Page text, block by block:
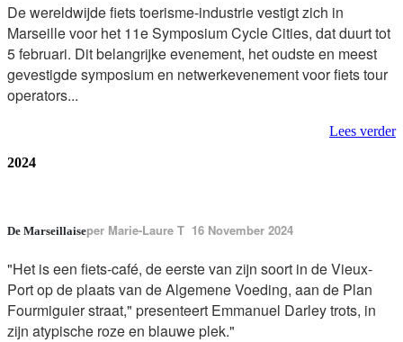
De wereldwijde fiets toerisme-industrie vestigt zich in
Marseille voor het 11e Symposium Cycle Cities, dat duurt tot
5 februari. Dit belangrijke evenement, het oudste en meest
gevestigde symposium en netwerkevenement voor fiets tour
operators...
Lees verder
2024
De Marseillaiseper Marie-Laure T 16 November 2024
"Het is een fiets-café, de eerste van zijn soort in de Vieux-
Port op de plaats van de Algemene Voeding, aan de Plan
Fourmiguier straat," presenteert Emmanuel Darley trots, in
zijn atypische roze en blauwe plek."